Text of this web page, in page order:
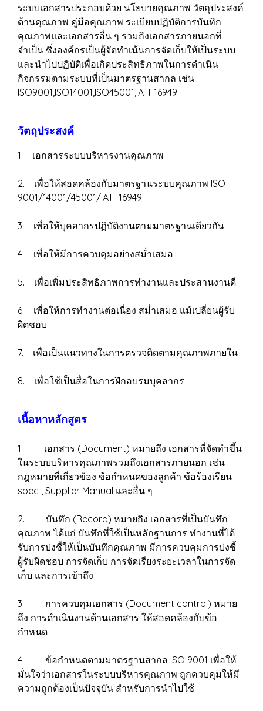
ระบบเอกสารประกอบด้วย นโยบายคุณภาพ วัตถุประสงค์
ด้านคุณภาพ คู่มือคุณภาพ ระเบียบปฏิบัติการบันทึก
คุณภาพและเอกสารอื่น ๆ รวมถึงเอกสารภายนอกที่
จำเป็น ซึ่งองค์กรเป็นผู้จัดทำเน้นการจัดเก็บให้เป็นระบบ
และนำไปปฏิบัติเพื่อเกิดประสิทธิภาพในการดำเนิน
กิจกรรมตามระบบที่เป็นมาตรฐานสากล เช่น
ISO9001,ISO14001,ISO45001,IATF16949
วัตถุประสงค์
1. เอกสารระบบบริหารงานคุณภาพ
2. เพื่อให้สอดคล้องกับมาตรฐานระบบคุณภาพ ISO
9001/14001/45001/IATF16949
3. เพื่อให้บุคลากรปฏิบัติงานตามมาตรฐานเดียวกัน
4. เพื่อให้มีการควบคุมอย่างสม่ำเสมอ
5. เพื่อเพิ่มประสิทธิภาพการทำงานและประสานงานดี
6. เพื่อให้การทำงานต่อเนื่อง สม่ำเสมอ แม้เปลี่ยนผู้รับ
ผิดชอบ
7. เพื่อเป็นแนวทางในการตรวจติดตามคุณภาพภายใน
8. เพื่อใช้เป็นสื่อในการฝึกอบรมบุคลากร
เนื้อหาหลักสูตร
1. เอกสาร (Document) หมายถึง เอกสารที่จัดทำขึ้น
ในระบบบริหารคุณภาพรวมถึงเอกสารภายนอก เช่น
กฎหมายที่เกี่ยวข้อง ข้อกำหนดของลูกค้า ข้อร้องเรียน
spec , Supplier Manual และอื่น ๆ
2. บันทึก (Record) หมายถึง เอกสารที่เป็นบันทึก
คุณภาพ ได้แก่ บันทึกที่ใช้เป็นหลักฐานการ ทำงานที่ได้
รับการบ่งชี้ให้เป็นบันทึกคุณภาพ มีการควบคุมการบ่งชี้
ผู้รับผิดชอบ การจัดเก็บ การจัดเรียงระยะเวลาในการจัด
เก็บ และการเข้าถึง
3. การควบคุมเอกสาร (Document control) หมาย
ถึง การดำเนินงานด้านเอกสาร ให้สอดคล้องกับข้อ
กำหนด
4. ข้อกำหนดตามมาตรฐานสากล ISO 9001 เพื่อให้
มั่นใจว่าเอกสารในระบบบริหารคุณภาพ ถูกควบคุมให้มี
ความถูกต้องเป็นปัจจุบัน สำหรับการนำไปใช้